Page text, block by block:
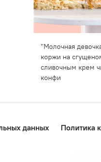
"Молочная
коржи на
сливочным крем
конфи
данных Политика